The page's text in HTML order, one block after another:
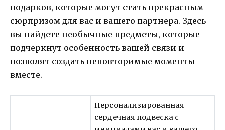
подарков, которые могут стать прекрасным
сюрпризом для вас и вашего партнера. Здесь
вы найдете необычные предметы, которые
подчеркнут особенность вашей связи и
позволят создать неповторимые моменты
вместе.
Персонализированная
сердечная подвеска с